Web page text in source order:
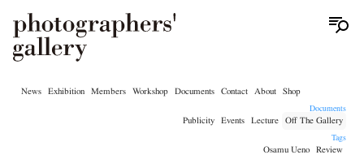
News Exhibition Members Workshop Documents Contact About Shop
Documents
Publicity Events Lecture Off The Gallery
Tags
Osamu Ueno Review